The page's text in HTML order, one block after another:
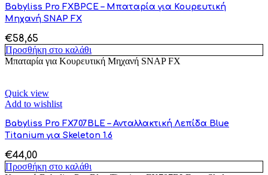
Babyliss Pro FXBPCE – Μπαταρία για Κουρευτική
Μηχανή SNAP FX
€58,65
Προσθήκη στο καλάθι
Μπαταρία για Κουρευτική Μηχανή SNAP FX
Quick view
Add to wishlist
Babyliss Pro FX707BLE – Ανταλλακτική Λεπίδα Blue
Titanium για Skeleton 1.6
€44,00
Προσθήκη στο καλάθι